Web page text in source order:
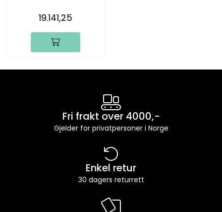
19.141,25
Fri frakt over 4000,-
Gjelder for privatpersoner i Norge
Enkel retur
30 dagers returrett